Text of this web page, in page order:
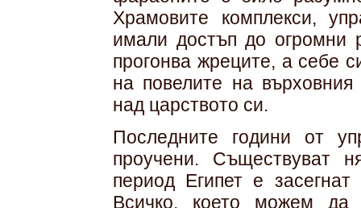
Храмовите комплекси,
имали достъп до огромни
прогонва жреците, а себе
на повелите на
над царството си.
Последните години от
проучени. Съществуват
период Египет е
Всичко, което можем